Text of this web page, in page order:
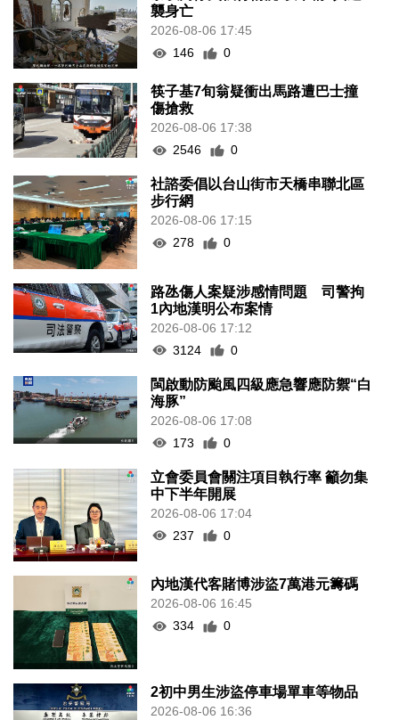
襲身亡
2026-08-06 17:45
146
0
筷子基7旬翁疑衝出馬路遭巴士撞
傷搶救
2026-08-06 17:38
2546
0
社諮委倡以台山街市天橋串聯北區
步行網
2026-08-06 17:15
278
0
路氹傷人案疑涉感情問題 司警拘
1內地漢明公布案情
2026-08-06 17:12
3124
0
閩啟動防颱風四級應急響應防禦“白
海豚”
2026-08-06 17:08
173
0
立會委員會關注項目執行率 籲勿集
中下半年開展
2026-08-06 17:04
237
0
內地漢代客賭博涉盜7萬港元籌碼
2026-08-06 16:45
334
0
2初中男生涉盜停車場單車等物品
2026-08-06 16:36